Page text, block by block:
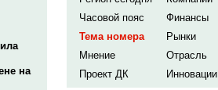
на
Часовой пояс
Финансы
Тема номера
Рынки
Мнение
Отрасль
Проект ДК
Инновации